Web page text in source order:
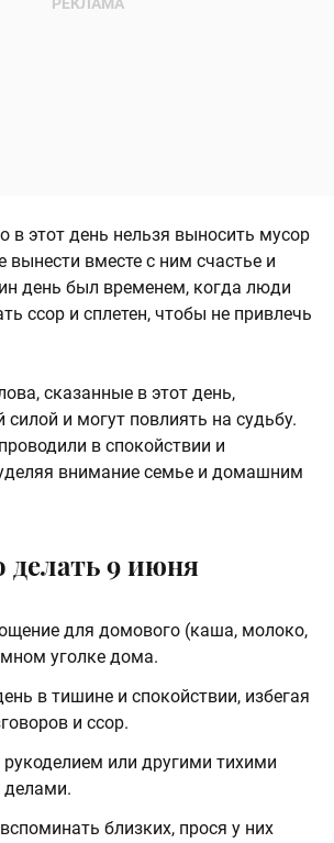
в этот день нельзя выносить мусор
вынести вместе с ним счастье и
день был временем, когда люди
ссор и сплетен, чтобы не привлечь
сказанные в этот день,
и могут повлиять на судьбу.
в спокойствии и
внимание семье и домашним
9 июня
для домового (каша, молоко,
уголке дома.
в тишине и спокойствии, избегая
и ссор.
или другими тихими
близких, прося у них